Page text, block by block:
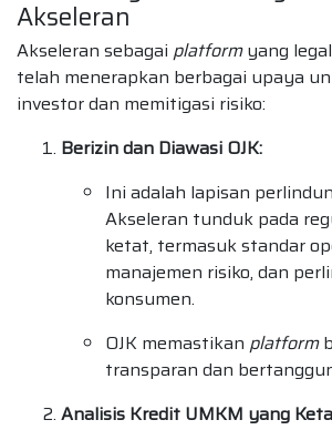
Akseleran
Akseleran sebagai platformyang
telah menerapkan berbagai upaya
investor dan memitigasi risiko:
Berizin dan Diawasi OJK:
Ini adalah lapisan
Akseleran tunduk pada
ketat, termasuk standar
manajemen risiko, dan
konsumen.
OJK memastikan platform
transparan dan
Analisis Kredit UMKM yang